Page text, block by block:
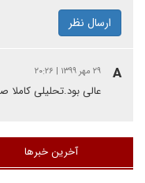
ارسال نظر
A ۲۹ مهر ۱۳۹۹ | ۲۰:۲۶
عالی بود.تحلیلی کاملا
آخرین خبرها